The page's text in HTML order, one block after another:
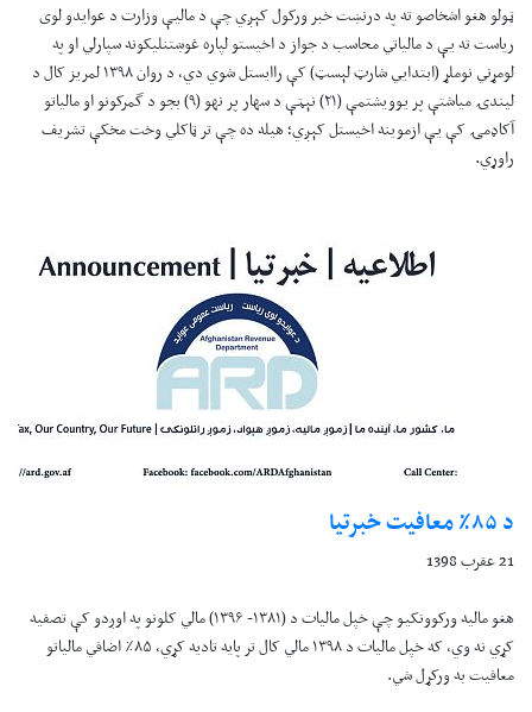
ټولو هغو اشخاصو ته په درنښت خبر ورکول کېږي چې د ماليې وزارت د عوايدو لوی
رياست ته يې د مالياتي محاسب د جواز د اخيستو لپاره غوښتنليکونه سپارلي او په
لومړني نوملړ (ابتدايي شارټ لېسټ) کې راايستل شوي دي، د روان ۱۳۹۸ لمريز کال د
ليندۍ مياشتې پر يوويشتمې (۲۱) نېټې د سهار پر نهو (۹) بجو د گمرکونو او مالياتو
آکاډمۍ کې يې ازموينه اخيستل کېږي؛ هيله ده چې تر ټاکلي وخت مخکې تشريف
راوړي.
د ۸۵٪ معافيت خبرتيا
21 عقرب 1398
هغو ماليه ورکوونکيو چې خپل ماليات د (۱۳۸۱- ۱۳۹۶) مالي کلونو په اوږدو کې تصفيه
کړي نه وي، که خپل ماليات د ۱۳۹۸ مالي کال تر پايه تاديه کړي، ۸۵٪ اضافي مالياتو
معافيت به ورکړل شي.